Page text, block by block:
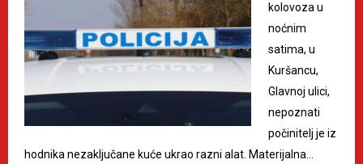
kolovoza u
noćnim
satima, u
Kuršancu,
Glavnoj ulici,
nepoznati
počinitelj je iz
hodnika nezaključane kuće ukrao razni alat. Materijalna…